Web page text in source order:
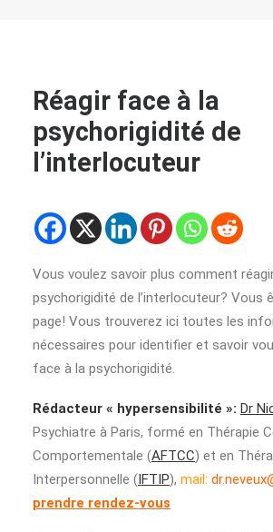
Réagir face à la
psychorigidité de
l’interlocuteur
Vous voulez savoir plus comment
psychorigidité de l’interlocuteur? Vous
page! Vous trouverez ici toutes les
nécessaires pour identifier et savoir
face à la psychorigidité.
Rédacteur « hypersensibilité »: Dr
Psychiatre à Paris, formé en Thérapie
Comportementale (AFTCC) et en
Interpersonnelle (IFTIP), mail:
prendre rendez-vous